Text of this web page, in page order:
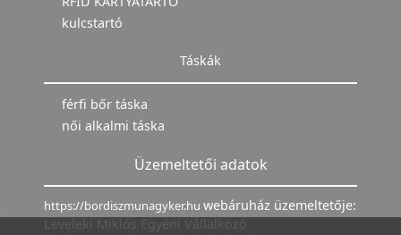
kulcstartó
Táskák
férfi bőr táska
női alkalmi táska
Üzemeltetői adatok
https://bordiszmunagyker.hu webáruház üzemeltetője:
Leveleki Miklós Egyéni Vállalkozó